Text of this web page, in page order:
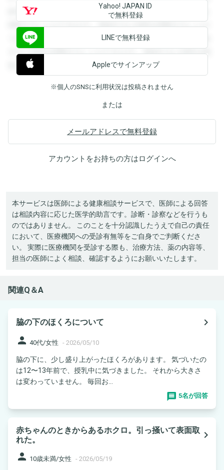
録すると回答を閲覧することができます。登録すると回答を
閲覧することができます。登録すると回答を閲覧することが
できます。登録すると回答を閲覧することができます。登録
すると回答を閲覧することができます。登録すると回答を閲
覧することができます。
Yahoo! JAPAN ID
で無料登録
LINEで無料登録
Appleでサインアップ
※個人のSNSに利用状況は投稿されません
または
メールアドレスで無料登録
アカウントをお持ちの方はログインへ
本サービスは医師による健康相談サービスで、医師による回答
は相談内容に応じた医学的助言です。診断・診察などを行うも
のではありません。 このことを十分認識したうえで自己の責任
において、医療機関への受診有無等をご自身でご判断くださ
い。 実際に医療機関を受診する際も、治療方法、薬の内容等、
担当の医師によく相談、確認するようにお願いいたします。
関連Q＆A
脇の下のほくろについて
navigate_next
person 40代/女性 - 2026/05/10
脇の下に、少し盛り上がったほくろがあります。 気づいたの
は12〜13年前で、授乳中に気づきました。 それから大きさ
は変わっていません。 毎回お...
5名が回答
赤ちゃんのときからあるホクロ。引っ掻いて表面取
れた。
navigate_next
person 10歳未満/女性 - 2026/05/19